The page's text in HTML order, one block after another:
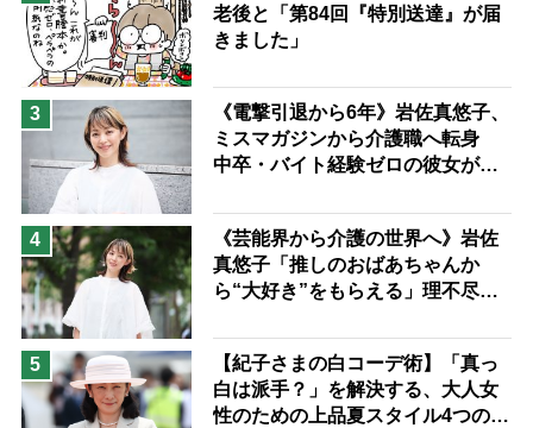
老後と「第84回『特別送達』が届
きました」
3
《電撃引退から6年》岩佐真悠子、
ミスマガジンから介護職へ転身
中卒・バイト経験ゼロの彼女が見
ながら自分らしくいられる」
4
《芸能界から介護の世界へ》岩佐
真悠子「推しのおばあちゃんか
ら“大好き”をもらえる」理不尽さ
場は「愛おしい」
5
【紀子さまの白コーデ術】「真っ
白は派手？」を解決する、大人女
性のための上品夏スタイル4つのコ